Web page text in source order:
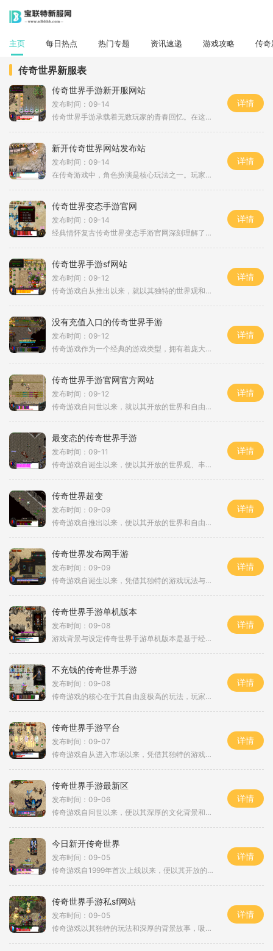
主页 每日热点 热门专题 资讯速递 游戏攻略 传奇
传奇世界新服表
传奇世界手游新开服网站
发布时间：09-14
传奇世界手游承载着无数玩家的青春回忆。在这款游戏中，玩家将回到那个热血沸腾的传奇时代，体验刺激的打斗和深厚的友情。游戏的背景设定在一个充满魔法和奇幻的世界中，玩家可以选择不同的职业，如战士、法师、道士等，每个职业都有其独特的技能和玩法。角色
详情
新开传奇世界网站发布站
发布时间：09-14
在传奇游戏中，角色扮演是核心玩法之一。玩家可以选择不同的职业，如战士、法师和道士，每种职业都有其独特的技能和战斗风格。火墙技能是法师职业的重要技能之一，能够在战斗中制造出一道强大的火墙，造成大量伤害并限制敌人的行动。合理利用火墙技能，不仅能
详情
传奇世界变态手游官网
发布时间：09-14
经典情怀复古传奇世界变态手游官网深刻理解了玩家对于经典的渴望。在这款游戏中，你将重温最初的传奇情怀，回到那个充满热血与激情的年代。游戏在画面风格和音效上都尽量保留了原版传奇的风格，使得老玩家能够感受到熟悉的氛围，而新玩家也能快速融入这个传奇
详情
传奇世界手游sf网站
发布时间：09-12
传奇游戏自从推出以来，就以其独特的世界观和丰富的玩法吸引了无数玩家。游戏中，玩家可以选择不同的职业，如战士、法师和道士，每个职业都有其独特的技能和玩法。战士以强大的近战攻击力著称，法师则拥有华丽的魔法攻击，而道士则以辅助和治疗技能见长。这种
详情
没有充值入口的传奇世界手游
发布时间：09-12
传奇游戏作为一个经典的游戏类型，拥有着庞大的玩家基础和深厚的文化积淀。在这类游戏中，玩家通常需要扮演不同的角色，完成各种任务，与其他玩家进行战斗或合作。而没有充值入口的传奇世界手游则进一步强化了这一体验，强调公平性和策略性，确保每个玩家都能
详情
传奇世界手游官网官方网站
发布时间：09-12
传奇游戏自问世以来，就以其开放的世界和自由的玩法受到了玩家们的热爱。它结合了角色扮演与实时战斗元素，让玩家可以在虚拟世界中体验到冒险与战斗的快感。在传奇世界中，玩家可以选择不同的职业，如战士、法师和道士，每个职业都有独特的技能和玩法，使得游
详情
最变态的传奇世界手游
发布时间：09-11
传奇游戏自诞生以来，便以其开放的世界观、丰富的职业选择和自由的交易系统吸引了大量玩家。每个玩家都可以选择成为战士、法师或道士，探索广袤的地图，完成各种任务。在这款最变态的传奇世界手游中，经典的三大职业依旧存在，并且每个职业都有其独特的技能和
详情
传奇世界超变
发布时间：09-09
传奇游戏自推出以来，便以其开放的世界和自由的玩法受到玩家们的追捧。在传奇世界超变中，玩家将化身为勇士，踏上征程，体验到角色扮演游戏所带来的沉浸感。游戏中的每个角色都有独特的职业和技能，玩家可以根据自己的喜好选择适合的职业，打造个性化的角色。
详情
传奇世界发布网手游
发布时间：09-09
传奇游戏自诞生以来，凭借其独特的游戏玩法与引人入胜的故事背景，吸引了无数玩家的关注。在这个虚拟世界中，玩家可以自由探索，完成各种任务，与其他玩家互动，甚至组队打boss。在传奇世界发布网手游中，玩家将再次体验到这一切，重温那个热血传奇的岁月
详情
传奇世界手游单机版本
发布时间：09-08
游戏背景与设定传奇世界手游单机版本是基于经典传奇游戏系列的延续和创新。游戏设定在一个充满魔法与剑术的奇幻世界，玩家将扮演一名勇士，在这里进行角色扮演，探索未知的土地，挑战强大的敌人，收集各种装备和道具。游戏的故事情节围绕着赤月终极的传说展开
详情
不充钱的传奇世界手游
发布时间：09-08
传奇游戏的核心在于其自由度极高的玩法，玩家可以选择不同的职业进行游戏。在传奇世界手游中，玩家可选择法师、道士和战士三大经典职业，每个职业都有其独特的技能和特点。法师以高爆发、高输出而闻名，能够释放全屏神技攻击，瞬间对敌人造成巨大的伤害；而道
详情
传奇世界手游平台
发布时间：09-07
传奇游戏自从进入市场以来，凭借其独特的游戏机制和丰富的剧情吸引了大量的玩家。在传奇世界手游中，玩家可以选择不同的职业，如战士、法师和道士，每个职业都有其独特的技能和玩法。战士以强大的近战攻击和耐久著称，法师则擅长范围魔法攻击，而道士则是团队
详情
传奇世界手游最新区
发布时间：09-06
传奇游戏自问世以来，便以其深厚的文化背景和丰富的玩法吸引了大批忠实粉丝。游戏中，玩家可以通过角色扮演，深入体验到一个充满魔法与战斗的奇幻世界。无论是新手玩家还是资深玩家，都能在这里找到属于自己的乐趣。在传奇世界手游的最新区，玩家将能够享受到
详情
今日新开传奇世界
发布时间：09-05
传奇游戏自1999年首次上线以来，便以其开放的世界、丰富的职业设定和独特的社交系统吸引了无数玩家。在传奇世界中，玩家可以选择不同的职业，如战士、法师、道士等，每个职业都有其独特的技能和玩法。战士以高防御和强大的近战能力为主，法师则以其高爆发
详情
传奇世界手游私sf网站
发布时间：09-05
传奇游戏以其独特的玩法和深厚的背景故事，吸引了无数玩家的关注。游戏中，玩家可以选择不同的职业，如战士、法师和道士，每个职业都有其独特的技能和发展方向。通过角色扮演，玩家能够在游戏中与其他玩家互动、组队打怪、完成任务，甚至争夺资源与领地。在私
详情